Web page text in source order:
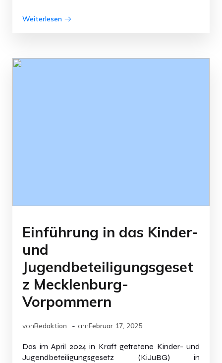
Weiterlesen
Einführung in das Kinder-
und
Jugendbeteiligungsgeset
z Mecklenburg-
Vorpommern
vonRedaktion - amFebruar 17, 2025
Das im April 2024 in Kraft getretene Kinder- und
Jugendbeteiligungsgesetz (KiJuBG) in